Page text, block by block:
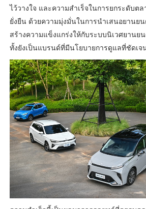
ไว้วางใจ และความสำเร็จในการยกระดับตล
ยั่งยืน ด้วยความมุ่งมั่นในการนำเสนอยานย
สร้างความแข็งแกร่งให้กับระบบนิเวศยานย
ทั้งยังเป็นแบรนด์ที่มีนโยบายการดูแลที่ชัดเจ